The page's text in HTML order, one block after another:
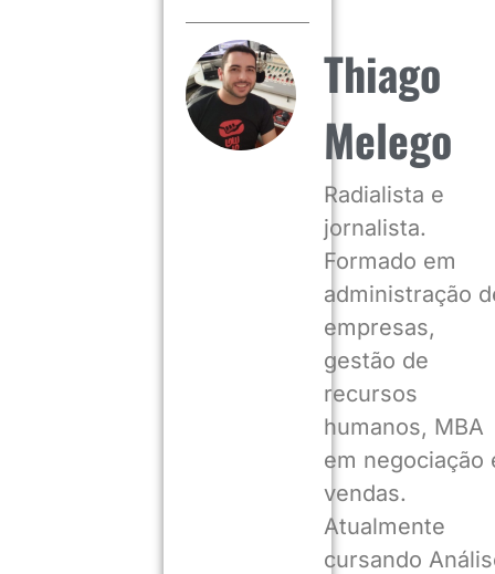
Thiago
Melego
Radialista e
jornalista.
Formado em
administração
empresas,
gestão de
recursos
humanos, MBA
em negociação
vendas.
Atualmente
cursando